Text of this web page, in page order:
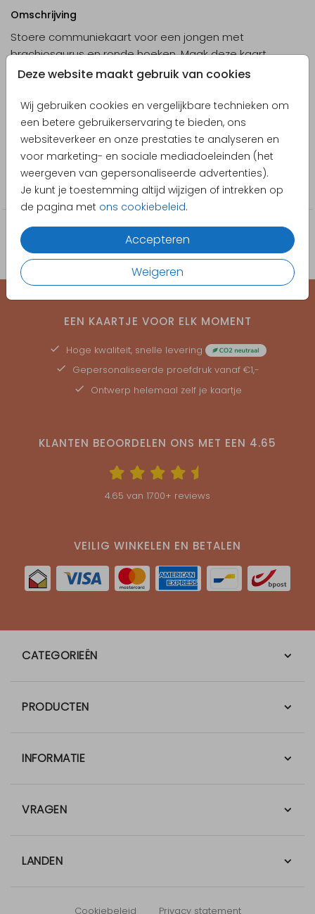
Deze website maakt gebruik van cookies
Wij gebruiken cookies en vergelijkbare technieken om
een betere gebruikerservaring te bieden, ons
websiteverkeer en onze prestaties te analyseren en
voor marketing- en sociale mediadoeleinden (het
weergeven van gepersonaliseerde advertenties).
Je kunt je toestemming altijd wijzigen of intrekken op
de pagina met ons cookiebeleid.
Accepteren
Weigeren
Omschrijving
Stoere communiekaart voor een jongen met
brachiosaurus en ronde hoeken. Maak deze kaart
compleet met je eigen foto. Helemaal naar eigen
Designer
Poppybird
Communie
EEN KAARTJE VOOR ELK MOMENT
Hoge kwaliteit, snelle levering
Gepersonaliseerde proefdruk vanaf €1,-
Ontwerp helemaal zelf je kaartje
KLANTEN BEOORDELEN ONS MET EEN 4.65
4.65 van 1700+ reviews
VEILIG WINKELEN EN BETALEN
CATEGORIEËN
PRODUCTEN
INFORMATIE
VRAGEN
LANDEN
Cookiebeleid Privacy statement